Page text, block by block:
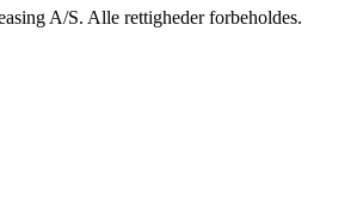
A/S. Alle rettigheder forbeholdes.